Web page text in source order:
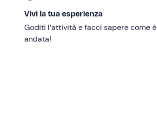
partecipano gratuitamente.
Vivi la tua esperienza
Goditi l’attività e facci sapere come è
andata!